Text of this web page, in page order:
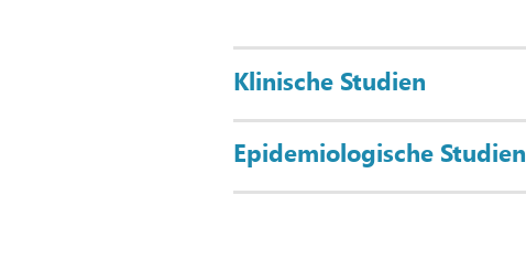
Klinische Studien
Epidemiologische Studien